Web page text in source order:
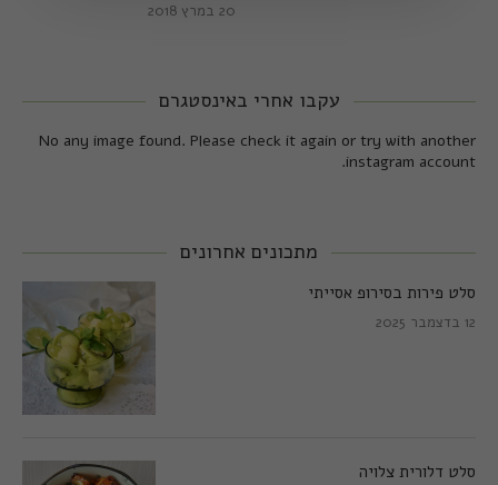
20 במרץ 2018
עקבו אחרי באינסטגרם
No any image found. Please check it again or try with another
instagram account.
מתכונים אחרונים
סלט פירות בסירופ אסייתי
12 בדצמבר 2025
סלט דלורית צלויה